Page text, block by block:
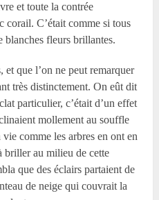
et toute la contrée
corail. C’était comme si tous
blanches fleurs brillantes.
que l’on ne peut remarquer
très distinctement. On eût dit
particulier, c’était d’un effet
mollement au souffle
comme les arbres en ont en
briller au milieu de cette
que des éclairs partaient de
de neige qui couvrait la